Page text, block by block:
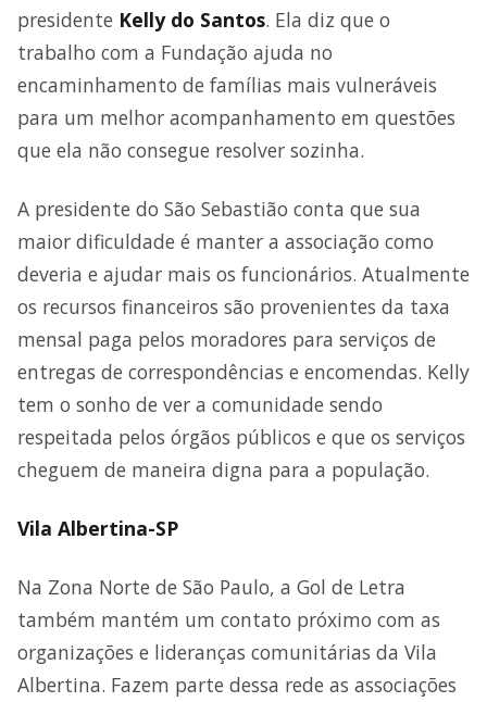
presidente Kelly do Santos. Ela diz que o
trabalho com a Fundação ajuda no
encaminhamento de famílias mais vulneráveis
para um melhor acompanhamento em questões
que ela não consegue resolver sozinha.
A presidente do São Sebastião conta que sua
maior dificuldade é manter a associação como
deveria e ajudar mais os funcionários. Atualmente
os recursos financeiros são provenientes da taxa
mensal paga pelos moradores para serviços de
entregas de correspondências e encomendas. Kelly
tem o sonho de ver a comunidade sendo
respeitada pelos órgãos públicos e que os serviços
cheguem de maneira digna para a população.
Vila Albertina-SP
Na Zona Norte de São Paulo, a Gol de Letra
também mantém um contato próximo com as
organizações e lideranças comunitárias da Vila
Albertina. Fazem parte dessa rede as associações